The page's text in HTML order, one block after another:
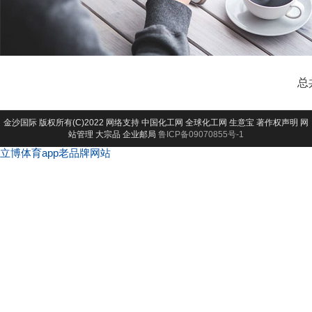
总
金沙国际 版权所有(C)2022 网络支持 中国化工网 全球化工网 生意宝 著作权声明 网
站管理 大宗品 企业邮局 鲁ICP备09070855号-1
立博体育app老品牌网站